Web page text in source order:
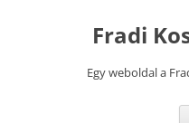
Fradi
Egy weboldal a